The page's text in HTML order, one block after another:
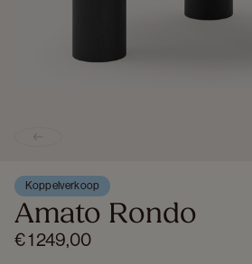
Koppelverkoop
Amato Rondo
€ 1 249,00